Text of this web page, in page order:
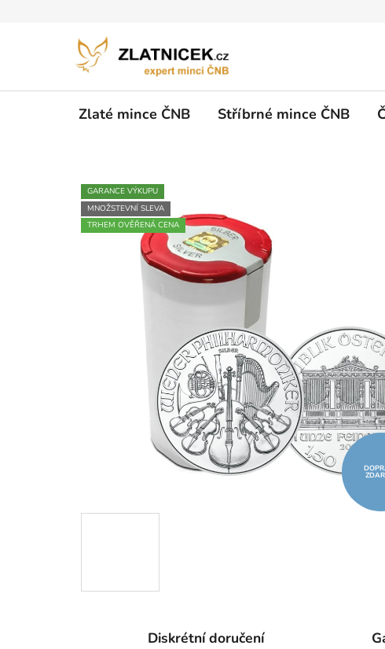
Zlaté mince ČNB Stříbrné mince ČNB
GARANCE VÝKUPU
MNOŽSTEVNÍ SLEVA
TRHEM OVĚŘENÁ CENA
Diskrétní doručení